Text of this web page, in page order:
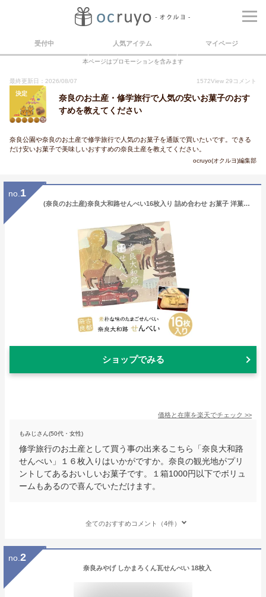
受付中 人気アイテム マイページ
本ページはプロモーションを含みます
最終更新日：2026/08/07 1572View 29 コメント
決定
奈良のお土産・修学旅行で人気の安いお菓子のおす
すめを教えてください
奈良公園や奈良のお土産で修学旅行で人気のお菓子を通販で買いたいです。できる
だけ安いお菓子で美味しいおすすめの奈良土産を教えてください。
ocruyo(オクルヨ)編集部
no. 1
(奈良のお土産)奈良大和路せんべい16枚入り 詰め合わせ お菓子 洋菓子 焼き菓子 ギフト プレゼント かわいい しか 修学旅行 奈良限定
ショップでみる
価格と在庫を楽天でチェック >>
もみじさん(50代・女性)
修学旅行のお土産として買う事の出来るこちら「奈良大和路
せんべい」１６枚入りはいかがですか。奈良の観光地がプリ
ントしてあるおいしいお菓子です。１箱1000円以下でボリュ
ームもあるので喜んでいただけます。
全てのおすすめコメント（4件）
no. 2
奈良みやげ しかまろくん瓦せんべい 18枚入